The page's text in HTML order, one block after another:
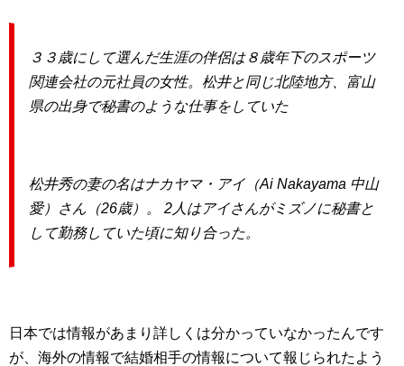
３３歳にして選んだ生涯の伴侶は８歳年下のスポーツ
関連会社の元社員の女性。松井と同じ北陸地方、富山
県の出身で秘書のような仕事をしていた
松井秀の妻の名はナカヤマ・アイ（Ai Nakayama 中山
愛）さん（26歳）。 2人はアイさんがミズノに秘書と
して勤務していた頃に知り合った。
日本では情報があまり詳しくは分かっていなかったんです
が、海外の情報で結婚相手の情報について報じられたよう